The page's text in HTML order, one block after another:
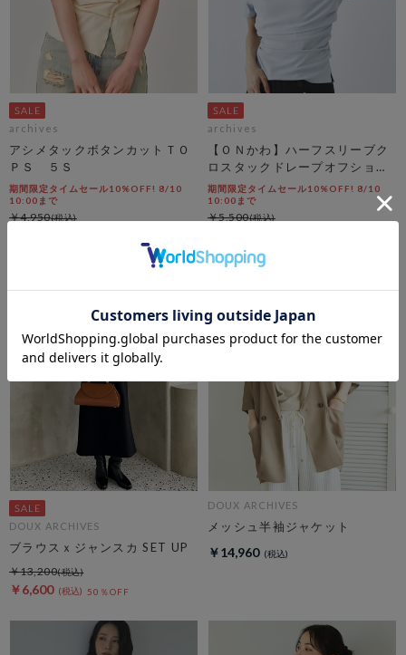
archives
アシメタックボタンカットＴＯ
ＰＳ ５Ｓ
期間限定タイムセール10%OFF! 8/10
10:00まで
￥4,950
archives
【ＯＮかわ】ハーフスリーブク
ロスタックドレープオフショル
ＴＯＰＳ
期間限定タイムセール10%OFF! 8/10
10:00まで
￥5,500
DOUX ARCHIVES
ブラウスｘジャンスカ SET UP
￥6,600 50％OFF
￥13,200
DOUX ARCHIVES
メッシュ半袖ジャケット
￥14,960